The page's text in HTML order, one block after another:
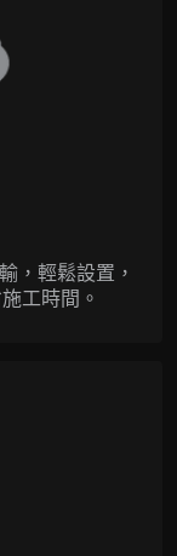
，輕鬆設置，
工時間。